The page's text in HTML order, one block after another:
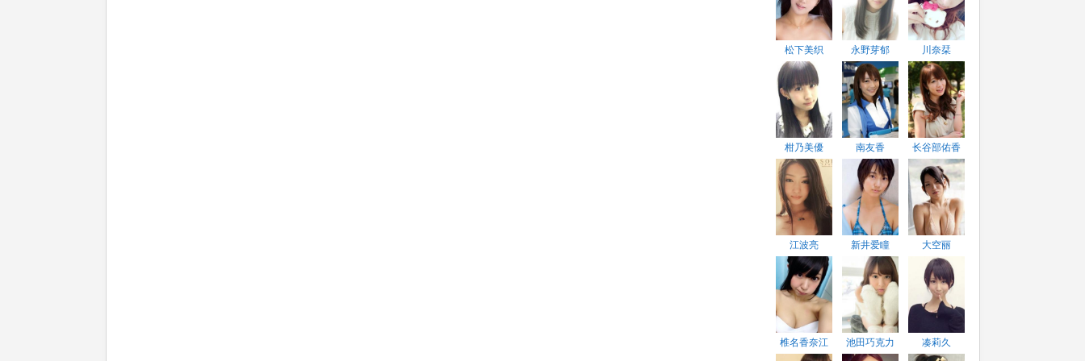
松下美织 永野芽郁 川奈栞
柑乃美優 南友香 长谷部佑香
江波亮 新井爱瞳 大空丽
椎名香奈江 池田巧克力 凑莉久